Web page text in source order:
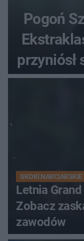
Pogoń
przyniósł
SKOKI NARCIARSKIE
Letnia
Zobacz
zawodów